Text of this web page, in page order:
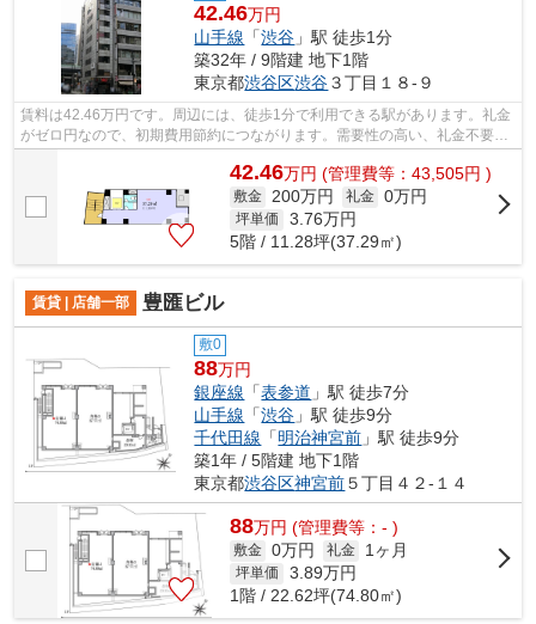
42.46万円
山手線 「渋谷 」駅 徒歩1分
築32年 / 9階建 地下1階
東京都渋谷区渋谷３丁目１８-９
賃料は42.46万円です。周辺には、徒歩1分で利用できる駅があります。礼金
がゼロ円なので、初期費用節約につながります。需要性の高い、礼金不要の
42.46万円 (管理費等：43,505円 )
敷金 200万円 礼金 0万円
坪単価 3.76万円
5階 / 11.28坪(37.29㎡)
賃貸 | 店舗一部 豊匯ビル
敷0
88万円
銀座線 「表参道 」駅 徒歩7分
山手線 「渋谷 」駅 徒歩9分
千代田線 「明治神宮前 」駅 徒歩9分
築1年 / 5階建 地下1階
東京都渋谷区神宮前５丁目４２-１４
88万円 (管理費等：- )
敷金 0万円 礼金 1ヶ月
坪単価 3.89万円
1階 / 22.62坪(74.80㎡)